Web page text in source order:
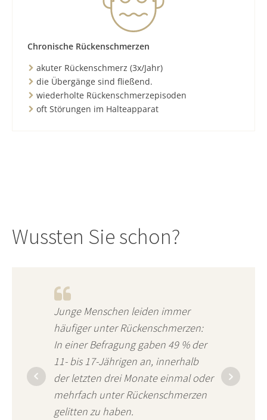
Chronische Rückenschmerzen
akuter Rückenschmerz (3x/Jahr)
die Übergänge sind fließend.
wiederholte Rückenschmerzepisoden
oft Störungen im Halteapparat
Wussten Sie schon?
Junge Menschen leiden immer
häufiger unter Rückenschmerzen:
In einer Befragung gaben 49 % der
11- bis 17-Jährigen an, innerhalb
der letzten drei Monate einmal oder
mehrfach unter Rückenschmerzen
gelitten zu haben.